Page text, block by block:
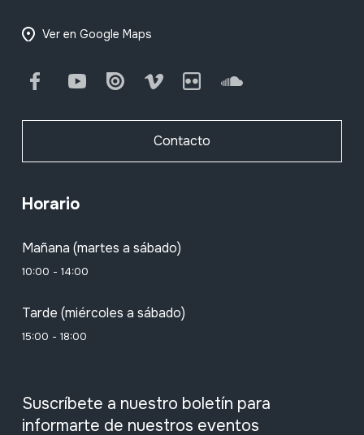
Ver en Google Maps
FacebookYoutube Issuu Vimeo Flickr SoundCloud
Contacto
Horario
Mañana (martes a sábado)
10:00 - 14:00
Tarde (miércoles a sábado)
15:00 - 18:00
Suscríbete a nuestro boletín para
informarte de nuestros eventos